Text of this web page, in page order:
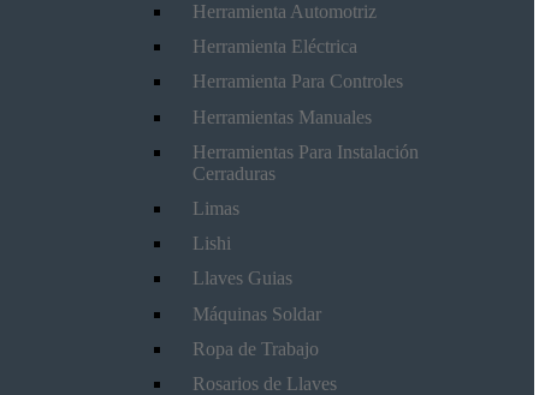
Herramienta Automotriz
Herramienta Eléctrica
Herramienta Para Controles
Herramientas Manuales
Herramientas Para Instalación
Cerraduras
Limas
Lishi
Llaves Guias
Máquinas Soldar
Ropa de Trabajo
Rosarios de Llaves